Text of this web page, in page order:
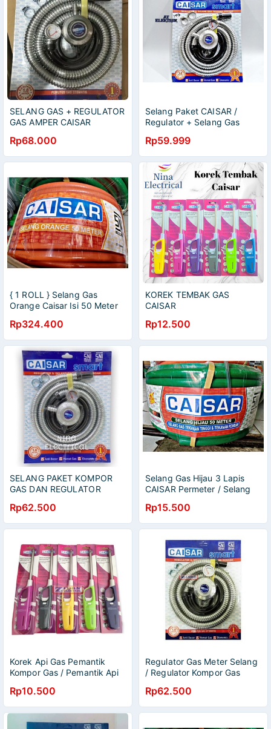
SELANG GAS + REGULATOR
GAS AMPER CAISAR
Rp68.000
Selang Paket CAISAR /
Regulator + Selang Gas
Rp59.999
{ 1 ROLL } Selang Gas
Orange Caisar Isi 50 Meter
Rp324.400
KOREK TEMBAK GAS
CAISAR
Rp12.500
SELANG PAKET KOMPOR
GAS DAN REGULATOR
Rp62.500
Selang Gas Hijau 3 Lapis
CAISAR Permeter / Selang
Rp15.500
Korek Api Gas Pemantik
Kompor Gas / Pemantik Api
Rp10.500
Regulator Gas Meter Selang
/ Regulator Kompor Gas
Rp62.500